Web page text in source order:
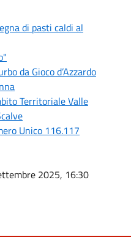
di pasti caldi al
da Gioco d’Azzardo
Territoriale Valle
Unico 116.117
2025, 16:30